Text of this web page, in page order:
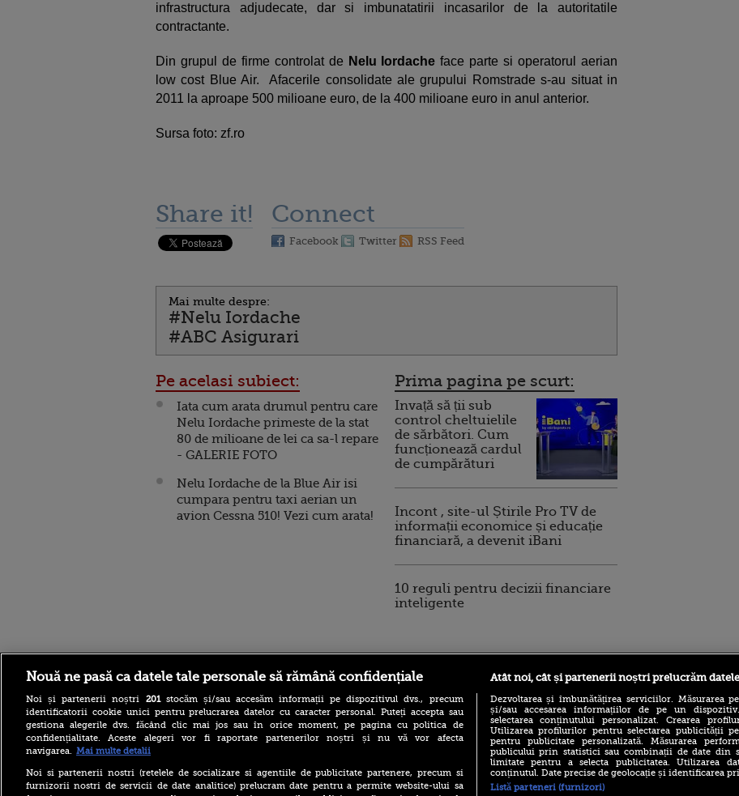
infrastructura adjudecate, dar si imbunatatirii incasarilor de la autoritatile
contractante.
Din grupul de firme controlat de Nelu Iordache face parte si operatorul aerian
low cost Blue Air. Afacerile consolidate ale grupului Romstrade s-au situat in
2011 la aproape 500 milioane euro, de la 400 milioane euro in anul anterior.
Sursa foto: zf.ro
Share it! Connect
Facebook Twitter RSS Feed
Mai multe despre:
#Nelu Iordache
#ABC Asigurari
Pe acelasi subiect:
Iata cum arata drumul pentru care
Nelu Iordache primeste de la stat
80 de milioane de lei ca sa-l repare
- GALERIE FOTO
Nelu Iordache de la Blue Air isi
cumpara pentru taxi aerian un
avion Cessna 510! Vezi cum arata!
Prima pagina pe scurt:
Invață să ții sub
control cheltuielile
de sărbători. Cum
funcționează cardul
de cumpărături
Incont , site-ul Știrile Pro TV de
informații economice și educație
financiară, a devenit iBani
10 reguli pentru decizii financiare
inteligente
Stirileprotv.ro
Furtuni puternice au lovit
ilike-it.ro foodstory.ro
(P) Descoperă Lumea
Procinema.ro
Nouă ne pasă ca datele tale personale să rămână confidențiale
Noi și partenerii noștri 201stocăm și/sau accesăm informații pe dispozitivul dvs., precum
identificatorii cookie unici pentru prelucrarea datelor cu caracter personal. Puteți accepta sau
gestiona alegerile dvs. făcând clic mai jos sau în orice moment, pe pagina cu politica de
confidențialitate. Aceste alegeri vor fi raportate partenerilor noștri și nu vă vor afecta
navigarea. Mai multe detalii
Noi si partenerii nostri (retelele de socializare si agentiile de publicitate partenere, precum si
furnizorii nostri de servicii de date analitice) prelucram date pentru a permite website-ului sa
Atât noi, cât și partenerii noștri prelucrăm
Dezvoltarea și îmbunătățirea serviciilor. Măsurarea
și/sau accesarea informațiilor de pe un
selectarea conținutului personalizat. Crearea
Utilizarea profilurilor pentru selectarea publicității
pentru publicitate personalizată. Măsurarea
publicului prin statistici sau combinații de date din
limitate pentru a selecta publicitatea. Utilizarea
conținutul. Date precise de geolocație și identificarea
Listă parteneri (furnizori)